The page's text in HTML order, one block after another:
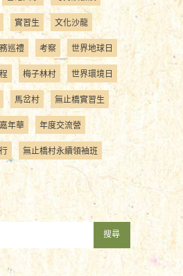
實習生 文化沙龍
巡禮 考察 世界地球日
梅子林村 世界環境日
馬岔村 無止橋實習生
年華 年度交流營
無止橋村永續領袖班
搜尋